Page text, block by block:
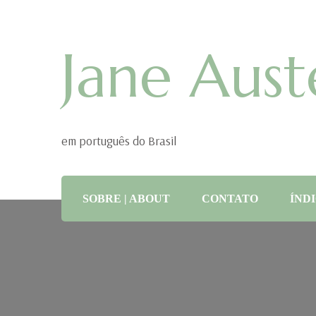
Jane
em português do Brasil
SOBRE | ABOUT CONTATO